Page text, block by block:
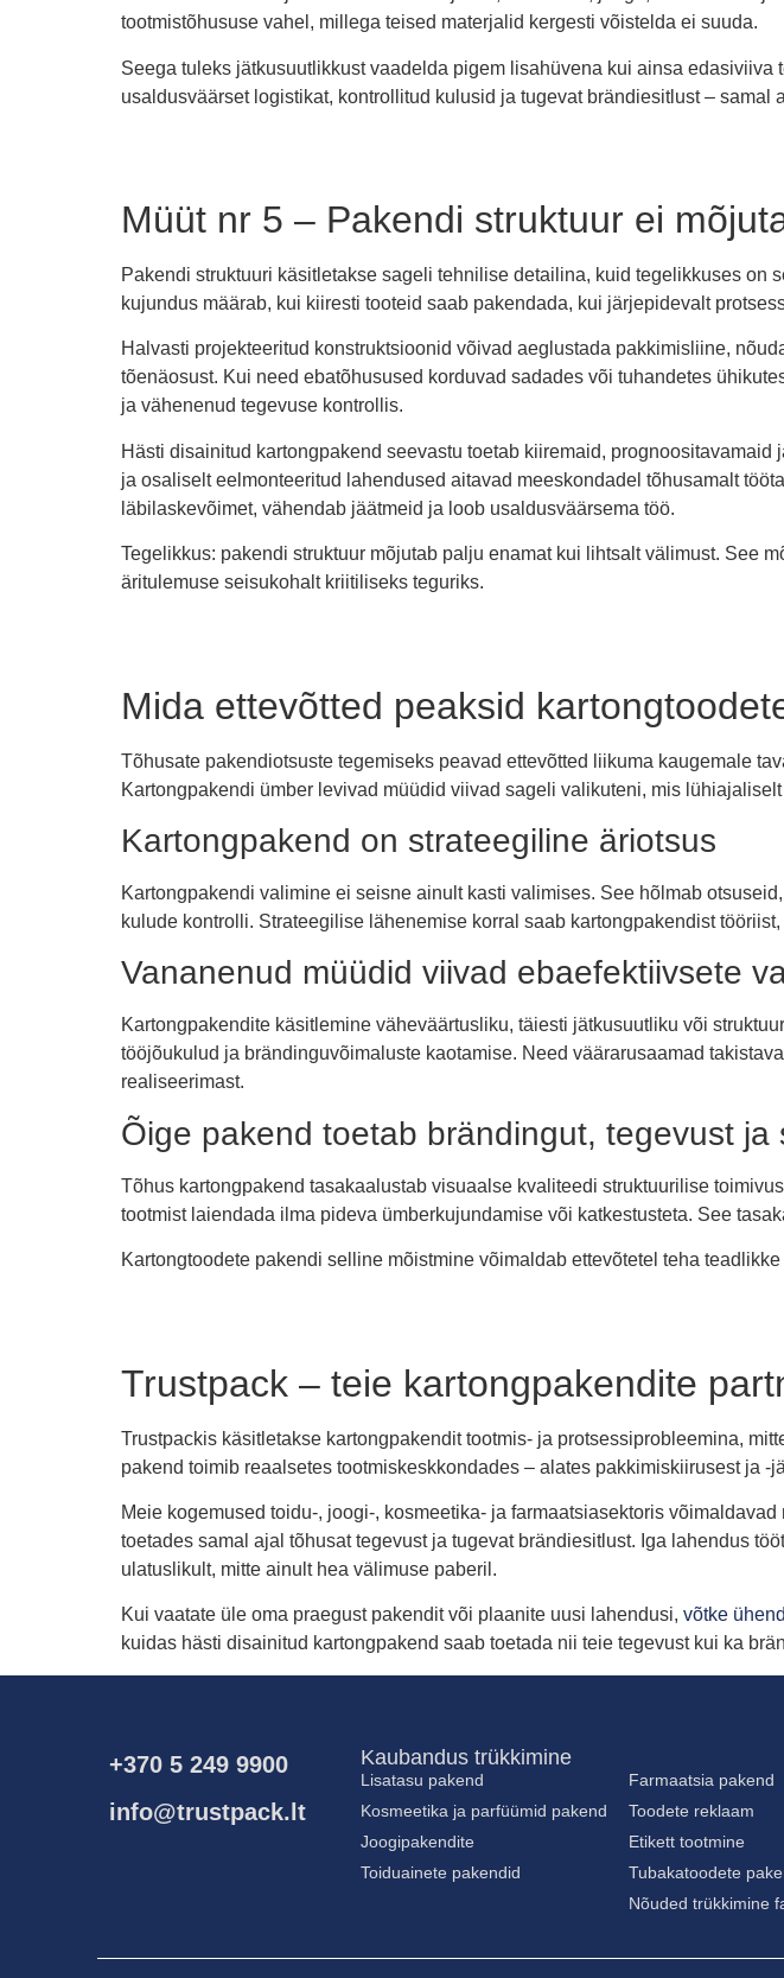
tootmistõhususe vahel, millega teised materjalid kergesti võistelda ei suuda.
Seega tuleks jätkusuutlikkust vaadelda pigem lisahüvena kui ainsa
usaldusväärset logistikat, kontrollitud kulusid ja tugevat brändiesitlust – samal
Müüt nr 5 – Pakendi struktuur ei
Pakendi struktuuri käsitletakse sageli tehnilise detailina, kuid tegelikkuses
kujundus määrab, kui kiiresti tooteid saab pakendada, kui järjepidevalt
Halvasti projekteeritud konstruktsioonid võivad aeglustada pakkimisliine,
tõenäosust. Kui need ebatõhusused korduvad sadades või tuhandetes
ja vähenenud tegevuse kontrollis.
Hästi disainitud kartongpakend seevastu toetab kiiremaid,
ja osaliselt eelmonteeritud lahendused aitavad meeskondadel tõhusamalt
läbilaskevõimet, vähendab jäätmeid ja loob usaldusväärsema töö.
Tegelikkus: pakendi struktuur mõjutab palju enamat kui lihtsalt välimust. See
äritulemuse seisukohalt kriitiliseks teguriks.
Mida ettevõtted peaksid
Tõhusate pakendiotsuste tegemiseks peavad ettevõtted liikuma kaugemale
Kartongpakendi ümber levivad müüdid viivad sageli valikuteni, mis
Kartongpakend on strateegiline äriotsus
Kartongpakendi valimine ei seisne ainult kasti valimises. See hõlmab
kulude kontrolli. Strateegilise lähenemise korral saab kartongpakendist
Vananenud müüdid viivad ebaefektiivsete
Kartongpakendite käsitlemine väheväärtusliku, täiesti jätkusuutliku või
tööjõukulud ja brändinguvõimaluste kaotamise. Need väärarusaamad
realiseerimast.
Õige pakend toetab brändingut, tegevust ja
Tõhus kartongpakend tasakaalustab visuaalse kvaliteedi struktuurilise
tootmist laiendada ilma pideva ümberkujundamise või katkestusteta. See
Kartongtoodete pakendi selline mõistmine võimaldab ettevõtetel teha
Trustpack – teie kartongpakendite
Trustpackis käsitletakse kartongpakendit tootmis- ja protsessiprobleemina,
pakend toimib reaalsetes tootmiskeskkondades – alates pakkimiskiirusest ja
Meie kogemused toidu-, joogi-, kosmeetika- ja farmaatsiasektoris
toetades samal ajal tõhusat tegevust ja tugevat brändiesitlust. Iga lahendus
ulatuslikult, mitte ainult hea välimuse paberil.
Kui vaatate üle oma praegust pakendit või plaanite uusi lahendusi, võtke
kuidas hästi disainitud kartongpakend saab toetada nii teie tegevust kui ka
+370 5 249 9900
info@trustpack.lt
Kaubandus trükkimine
Lisatasu pakend
Kosmeetika ja parfüümid pakend
Joogipakendite
Toiduainete pakendid
Farmaatsia pakend
Toodete reklaam
Etikett tootmine
Tubakatoodete
Nõuded trükkimine